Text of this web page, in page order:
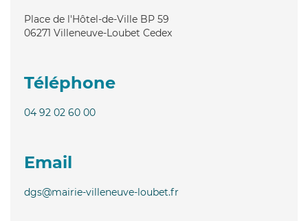
Place de l'Hôtel-de-Ville BP 59
06271 Villeneuve-Loubet Cedex
Téléphone
04 92 02 60 00
Email
dgs@mairie-villeneuve-loubet.fr